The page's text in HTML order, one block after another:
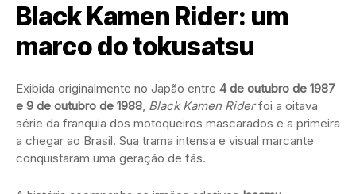
Black Kamen Rider: um
marco do tokusatsu
Exibida originalmente no Japão entre 4 de outubro de 1987
e 9 de outubro de 1988, Black Kamen Riderfoi a oitava
série da franquia dos motoqueiros mascarados e a primeira
a chegar ao Brasil. Sua trama intensa e visual marcante
conquistaram uma geração de fãs.